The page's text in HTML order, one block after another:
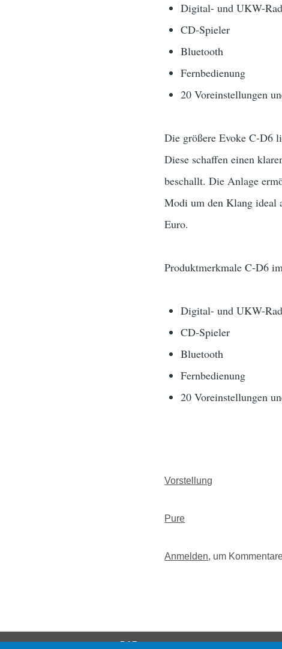
Digital- und UKW-
CD-Spieler
Bluetooth
Fernbedienung
20 Voreinstellungen
Die größere Evoke C-D6
Diese schaffen einen
beschallt. Die Anlage
Modi um den Klang ideal
Euro.
Produktmerkmale C-D6
Digital- und UKW-
CD-Spieler
Bluetooth
Fernbedienung
20 Voreinstellungen
Vorstellung
Pure
Anmelden, um
DAB